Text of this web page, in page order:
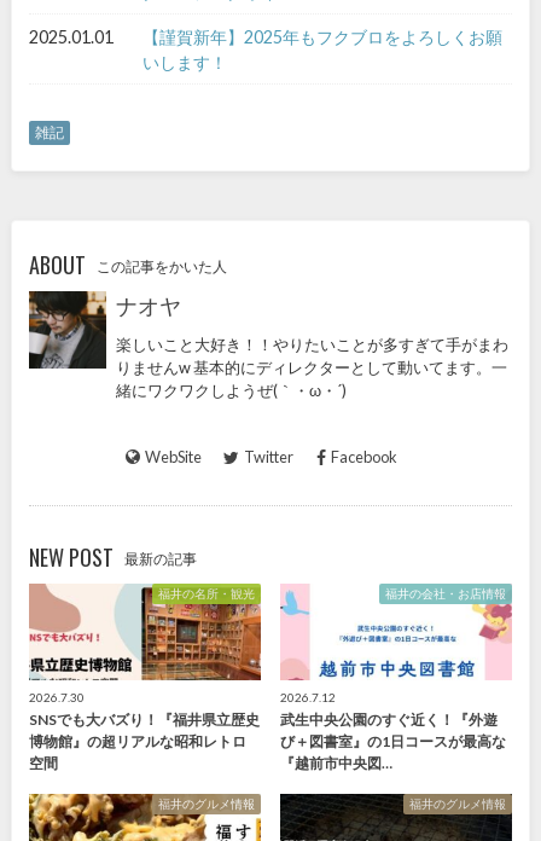
2025.01.01
【謹賀新年】2025年もフクブロをよろしくお願
いします！
雑記
ABOUT この記事をかいた人
ナオヤ
楽しいこと大好き！！やりたいことが多すぎて手がまわ
りませんw 基本的にディレクターとして動いてます。一
緒にワクワクしようぜ(｀・ω・´)
WebSite Twitter Facebook
NEW POST 最新の記事
福井の名所・観光
2026.7.30
SNSでも大バズり！『福井県立歴史
博物館』の超リアルな昭和レトロ
空間
福井の会社・お店情報
2026.7.12
武生中央公園のすぐ近く！『外遊
び＋図書室』の1日コースが最高な
『越前市中央図…
福井のグルメ情報 福井のグルメ情報